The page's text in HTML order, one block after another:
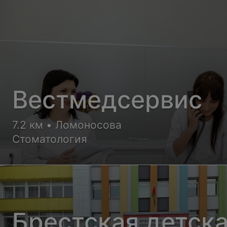
Вестмедсервис
7.2 км • Ломоносова
Стоматология